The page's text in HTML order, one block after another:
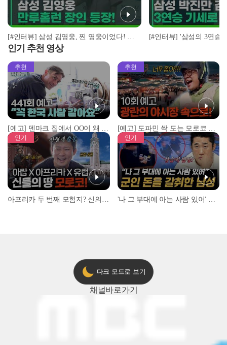
[#인터뷰] 삼성 김영웅, 찐 영웅이었다! 통산 두 번째 만루홈런 폭발 I #베이스볼투나잇 2025.03.25
인기 추천 영상
추천
[예고] 덴마크 집에서 OO이 왜 나와...? 이상할 정도로 한국을 사랑하는 우리 형을 제보합니다!
추천
[예고] 도파민 싹 도는 모로코 야시장 투어!
인기 인기
다크 모드로 보기
채널바로가기